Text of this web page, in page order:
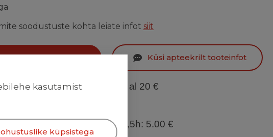
soodustuste kohta leiate infot siit
Küsi apteekrilt tooteinfot
1-2 tööpäeva
: TASUTA al 20 €
1h, Tallinna ümbrus 2,5h: 5.00 €
kasutamist
küpsistega